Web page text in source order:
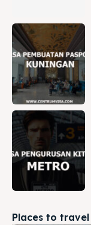
Places to travel